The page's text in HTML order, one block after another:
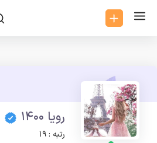
رویا 1400
رتبه : 19